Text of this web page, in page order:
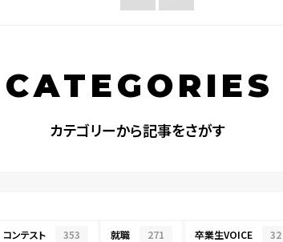
CATEGORIES
カテゴリーから記事をさがす
コンテスト 353 就職 271 卒業生VOICE 32